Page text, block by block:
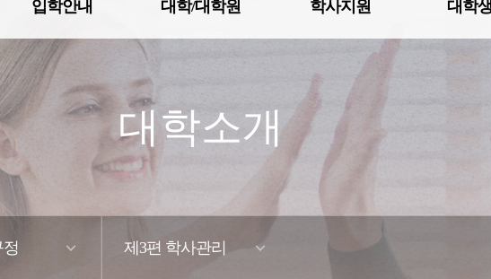
대학조직도
학칙 및 규정
자체평가
예·결산공고
등록금심의위원회회의록
입학안내 대학/대학원 학사지원 대학
대학소개
정 제3편 학사관리